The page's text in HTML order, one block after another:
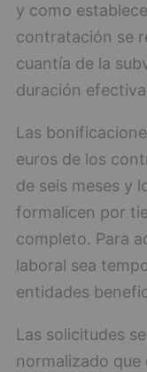
y como
contratación se
cuantía de la
duración
Las
euros de los
de seis meses y
formalicen por
completo. Para
laboral sea
entidades
Las solicitudes
normalizado que